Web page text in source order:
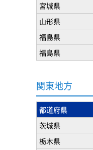
宮城県
山形県
福島県
福島県
関東地方
都道府県
茨城県
栃木県